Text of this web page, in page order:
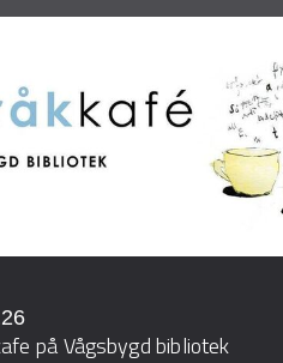
på Vågsbygd bibliotek